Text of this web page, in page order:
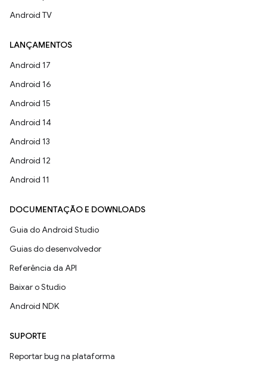
Android TV
LANÇAMENTOS
Android 17
Android 16
Android 15
Android 14
Android 13
Android 12
Android 11
DOCUMENTAÇÃO E DOWNLOADS
Guia do Android Studio
Guias do desenvolvedor
Referência da API
Baixar o Studio
Android NDK
SUPORTE
Reportar bug na plataforma